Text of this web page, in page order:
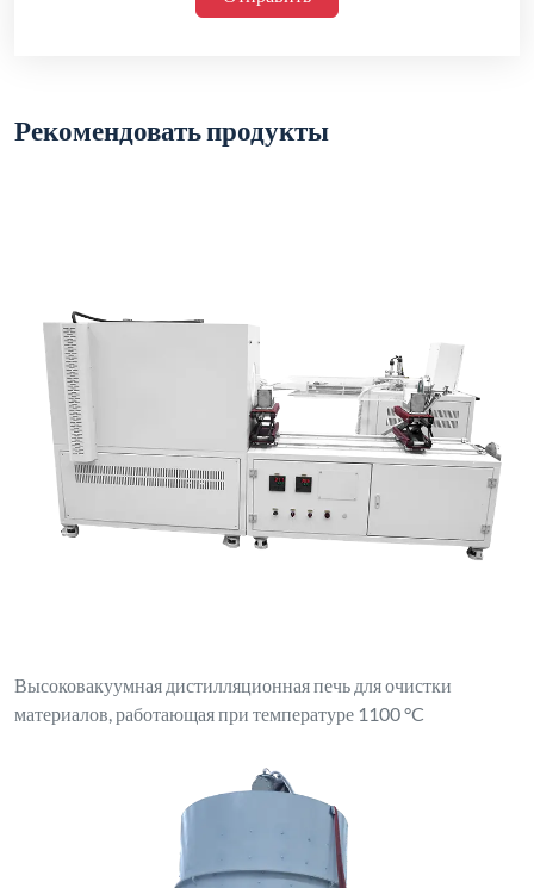
Рекомендовать продукты
Высоковакуумная дистилляционная печь для очистки
материалов, работающая при температуре 1100 °C